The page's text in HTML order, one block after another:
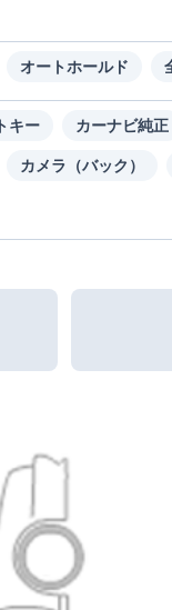
オートホールド
キー カーナビ純正
カメラ（バック）